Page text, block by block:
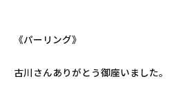
《パーリング》
古川さんありがとう御座いました。